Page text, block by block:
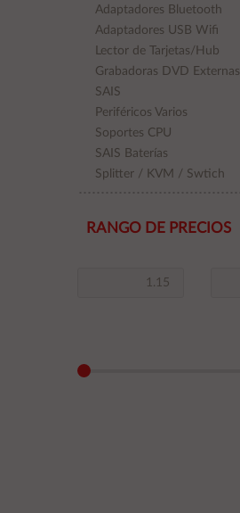
Adaptadores Bluetooth
Adaptadores USB Wifi
Lector de Tarjetas/Hub
Grabadoras DVD Externas
SAIS
Periféricos Varios
Soportes CPU
SAIS Baterías
Splitter / KVM / Swtich
RANGO DE PRECIOS